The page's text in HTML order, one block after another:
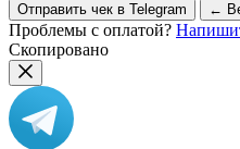
Отправить чек в Telegram ←
Проблемы с оплатой?
Скопировано